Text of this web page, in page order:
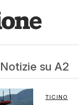
Notizie su A2
TICINO